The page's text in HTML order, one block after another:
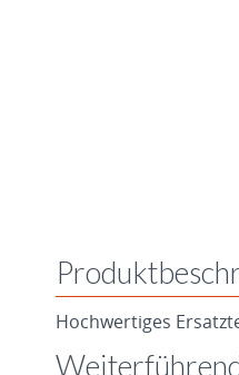
Hochwertiges